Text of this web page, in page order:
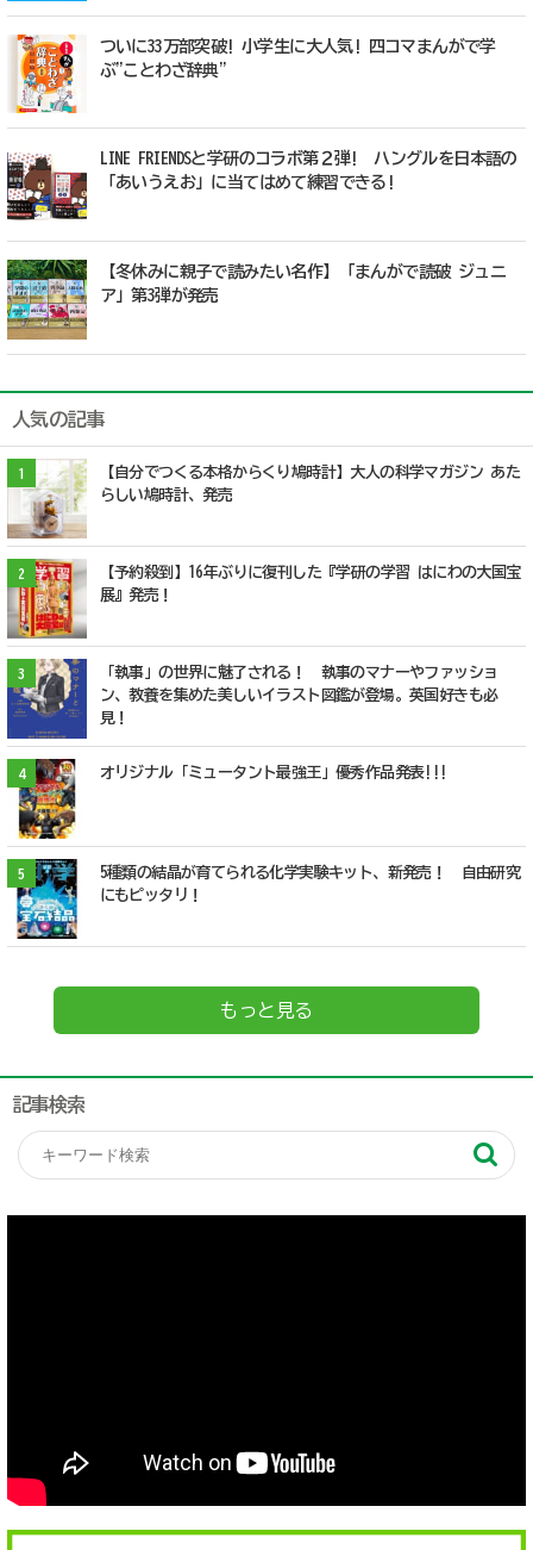
ついに33万部突破! 小学生に大人気! 四コマまんがで学
ぶ"ことわざ辞典"
LINE FRIENDSと学研のコラボ第２弾! ハングルを日本語の
「あいうえお」に当てはめて練習できる!
【冬休みに親子で読みたい名作】「まんがで読破 ジュニ
ア」第3弾が発売
人気の記事
1
【自分でつくる本格からくり鳩時計】大人の科学マガジン あた
らしい鳩時計、発売
2
【予約殺到】16年ぶりに復刊した『学研の学習 はにわの大国宝
展』発売！
3
「執事」の世界に魅了される！ 執事のマナーやファッショ
ン、教養を集めた美しいイラスト図鑑が登場。英国好きも必
見！
4 オリジナル「ミュータント最強王」優秀作品発表!!!
5
5種類の結晶が育てられる化学実験キット、新発売！ 自由研究
にもピッタリ！
もっと見る
記事検索